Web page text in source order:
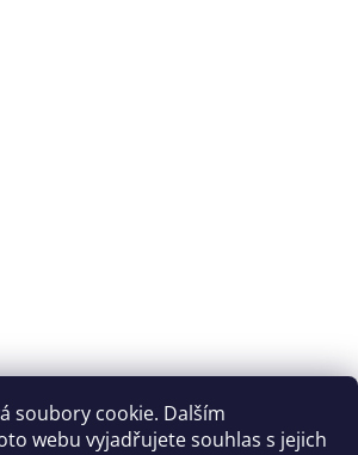
soubory cookie. Dalším
webu vyjadřujete souhlas s jejich